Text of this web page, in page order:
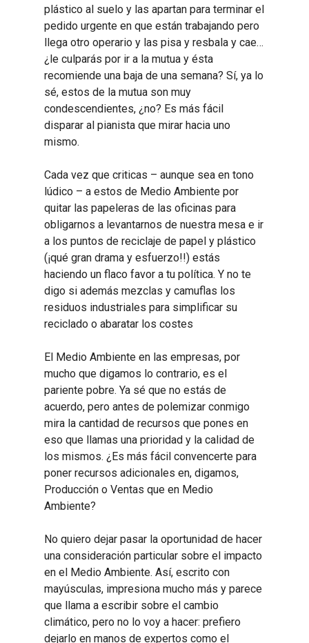
plástico al suelo y las apartan para terminar el
pedido urgente en que están trabajando pero
llega otro operario y las pisa y resbala y cae…
¿le culparás por ir a la mutua y ésta
recomiende una baja de una semana? Sí, ya lo
sé, estos de la mutua son muy
condescendientes, ¿no? Es más fácil
disparar al pianista que mirar hacia uno
mismo.
Cada vez que criticas – aunque sea en tono
lúdico – a estos de Medio Ambiente por
quitar las papeleras de las oficinas para
obligarnos a levantarnos de nuestra mesa e ir
a los puntos de reciclaje de papel y plástico
(¡qué gran drama y esfuerzo!!) estás
haciendo un flaco favor a tu política. Y no te
digo si además mezclas y camuflas los
residuos industriales para simplificar su
reciclado o abaratar los costes
El Medio Ambiente en las empresas, por
mucho que digamos lo contrario, es el
pariente pobre. Ya sé que no estás de
acuerdo, pero antes de polemizar conmigo
mira la cantidad de recursos que pones en
eso que llamas una prioridad y la calidad de
los mismos. ¿Es más fácil convencerte para
poner recursos adicionales en, digamos,
Producción o Ventas que en Medio
Ambiente?
No quiero dejar pasar la oportunidad de hacer
una consideración particular sobre el impacto
en el Medio Ambiente. Así, escrito con
mayúsculas, impresiona mucho más y parece
que llama a escribir sobre el cambio
climático, pero no lo voy a hacer: prefiero
dejarlo en manos de expertos como el